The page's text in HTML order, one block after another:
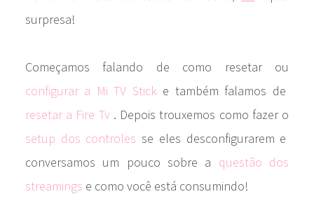
surpresa!
Começamos falando de como resetar ou
configurar a Mi TV Sticke também falamos de
resetar a Fire Tv. Depois trouxemos como fazer o
setup dos controles se eles desconfigurarem e
conversamos um pouco sobre a questão dos
streamings e como você está consumindo!